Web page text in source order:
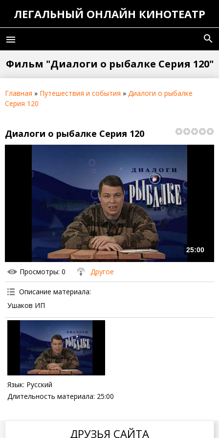
ЛЕГАЛЬНЫЙ ОНЛАЙН КИНОТЕАТР
menu search
Фильм "Диалоги о рыбалке Серия 120"
Главная » Путешествия и события » Диалоги о рыбалке
Серия 120
Диалоги о рыбалке Серия 120
25:00
Просмотры: 0 Другое
Описание материала:
Ушаков ИП
Язык: Русский
Длительность материала: 25:00
ДРУЗЬЯ САЙТА